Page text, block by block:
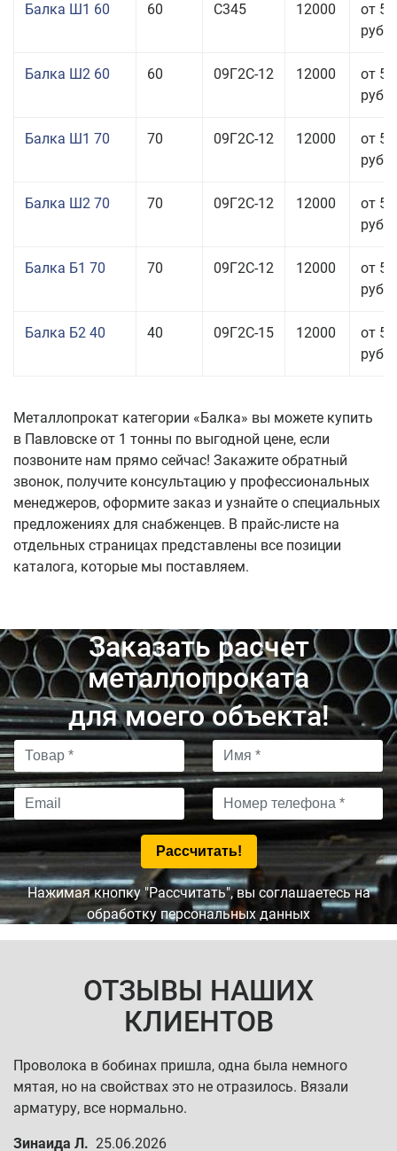
Балка Ш1 60 60 С345 12000
от
руб.
Балка Ш2 60 60 09Г2С-12 12000
от
руб.
Балка Ш1 70 70 09Г2С-12 12000
от
руб.
Балка Ш2 70 70 09Г2С-12 12000
от
руб.
Балка Б1 70 70 09Г2С-12 12000
от
руб.
Балка Б2 40 40 09Г2С-15 12000
от
руб.
Металлопрокат категории «Балка» вы можете купить
в Павловске от 1 тонны по выгодной цене, если
позвоните нам прямо сейчас! Закажите обратный
звонок, получите консультацию у профессиональных
менеджеров, оформите заказ и узнайте о специальных
предложениях для снабженцев. В прайс-листе на
отдельных страницах представлены все позиции
каталога, которые мы поставляем.
Заказать расчет
металлопроката
для моего объекта!
Нажимая кнопку "Рассчитать", вы соглашаетесь на
обработку персональных данных
ОТЗЫВЫ НАШИХ
КЛИЕНТОВ
Проволока в бобинах пришла, одна была немного
мятая, но на свойствах это не отразилось. Вязали
арматуру, все нормально.
Зинаида Л. 25.06.2026